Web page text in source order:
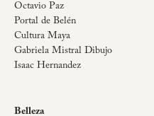
Octavio Paz
Portal de Belén
Cultura Maya
Gabriela Mistral Dibujo
Isaac Hernandez
Belleza